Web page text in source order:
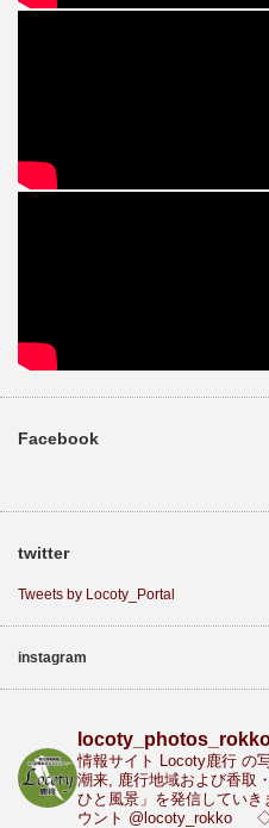
Facebook
twitter
Tweets by Locoty_Portal
instagram
情報サイト Locoty鹿行 の
潮来, 鹿行地域および香取
ひと風景」を発信していき
ウント @locoty_rokko